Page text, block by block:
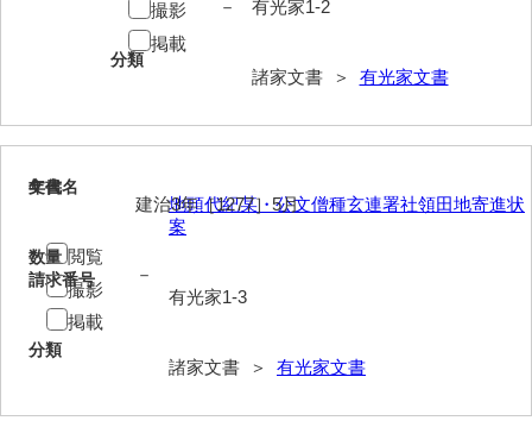
大中家文書
大中家文書（神奈川県）
大村益次郎文書
岡家文書（福栄村）
岡家文書（周南市）
岡田家文書（萩市）
岡田学収集史料
有光家1-2
分類
諸家文書 ＞ 有光家文書
－
撮影
掲載
4
文書名
地頭代紀某・公文僧種玄連署社領田地寄進状
案
請求番号
有光家1-3
分類
諸家文書 ＞ 有光家文書
年代
建治3年［1277］5月
数量
－
閲覧
撮影
掲載